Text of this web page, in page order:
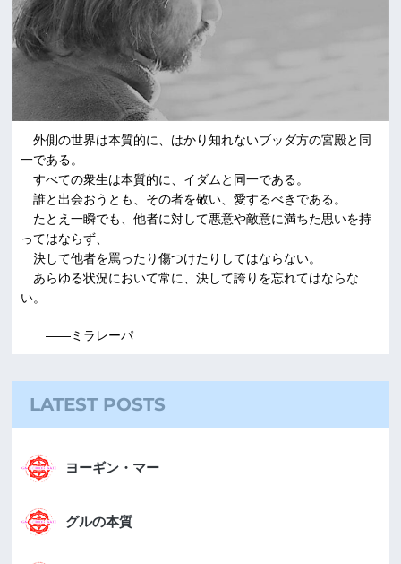
外側の世界は本質的に、はかり知れないブッダ方の宮殿と同
一である。
すべての衆生は本質的に、イダムと同一である。
誰と出会おうとも、その者を敬い、愛するべきである。
たとえ一瞬でも、他者に対して悪意や敵意に満ちた思いを持
ってはならず、
決して他者を罵ったり傷つけたりしてはならない。
あらゆる状況において常に、決して誇りを忘れてはならな
い。
――ミラレーパ
LATEST POSTS
ヨーギン・マー
グルの本質